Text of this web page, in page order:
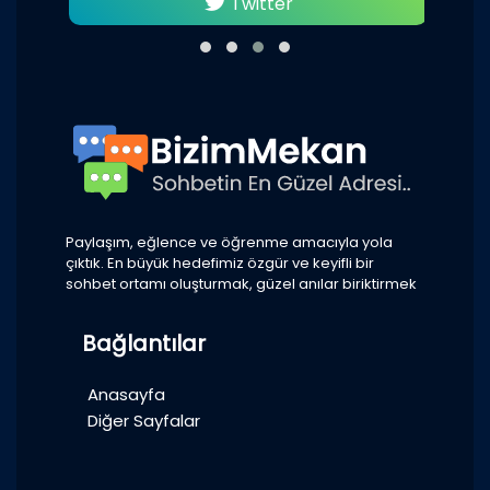
Paylaşım, eğlence ve öğrenme amacıyla yola
çıktık. En büyük hedefimiz özgür ve keyifli bir
sohbet ortamı oluşturmak, güzel anılar biriktirmek
Bağlantılar
Anasayfa
Diğer Sayfalar